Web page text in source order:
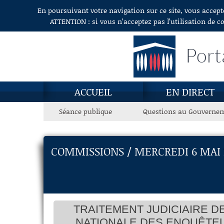
Aller au contenuEn poursuivant votre navigation sur ce site, vous
ATTENTION : si vous n’acceptez pas l’utilisation
ACCUEIL EN DIRECT
Séance publique Questions au
COMMISSIONS / MERCREDI 6 MAI
TRAITEMENT JUDICIAIRE